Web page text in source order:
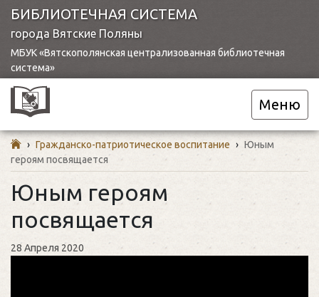
БИБЛИОТЕЧНАЯ СИСТЕМА
города Вятские Поляны
МБУК «Вятскополянская централизованная библиотечная
система»
Меню
› Гражданско-патриотическое воспитание › Юным
героям посвящается
Юным героям
посвящается
28 Апреля 2020